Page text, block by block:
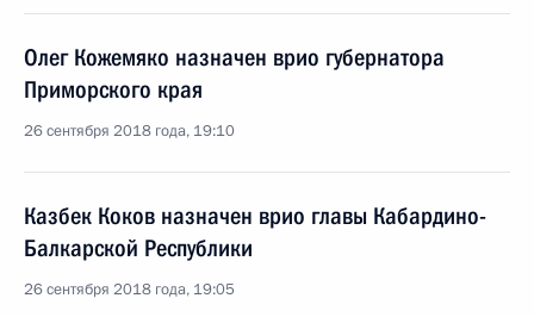
Олег Кожемяко назначен врио губернатора
Приморского края
26 сентября 2018 года, 19:10
Казбек Коков назначен врио главы Кабардино-
Балкарской Республики
26 сентября 2018 года, 19:05